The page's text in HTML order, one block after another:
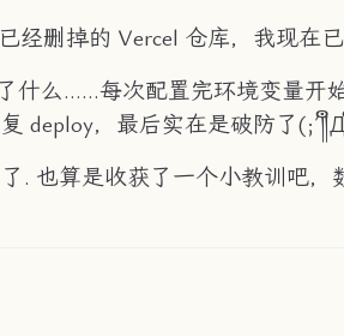
删掉的 Vercel 仓库，我现在
什么……每次配置完环境变量开
deploy，最后实在是破防了(;´༎ຶ
. 也算是收获了一个小教训吧